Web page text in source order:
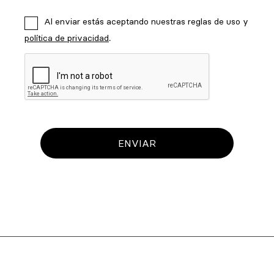
Al enviar estás aceptando nuestras reglas de uso y
política de privacidad.
ENVIAR